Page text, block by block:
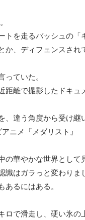
トを走るバッシュの「
か、ディフェンスさ
っていた。
距離で撮影したドキ
、違う角度から受け継
ニメ『メダリスト』
の華やかな世界として
識はガラっと変わりま
あるにはある。
ロで滑走し、硬い氷の